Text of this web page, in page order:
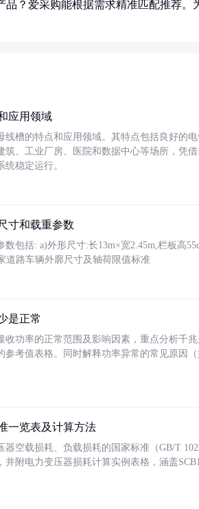
品？爱采购能根据需求精准匹配推荐。
应用领域
线槽的特点和应用领域。其特点包括良好的
筑、工业厂房、医院和数据中心等场所，凭
稳定运行。
寸和载重参数
数包括: a)外形尺寸:长13m×宽2.45m,栏板高
道路车辆外廓尺寸及轴荷限值标准
是正常
收功率的正常范围及影响因素，重点分析千
参考值表格。同时解释功率异常的常见原因
一览表及计算方法
器空载损耗、负载损耗的国家标准（GB/T
并附电力变压器损耗计算实例表格，涵盖